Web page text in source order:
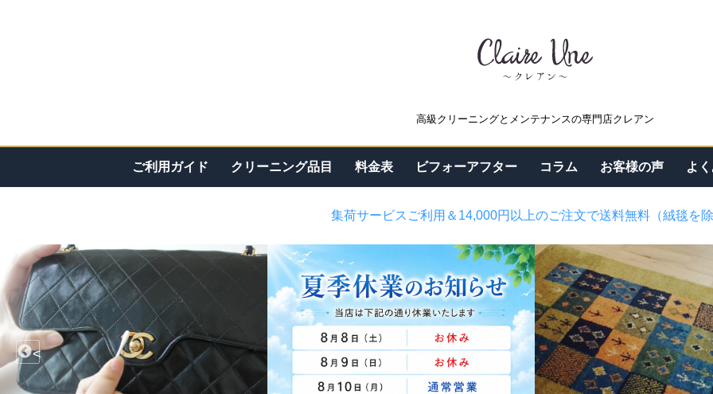
高級クリーニングとメンテナンスの専門店クレアン
ご利用ガイド クリーニング品目 料金表 ビフォーアフター コラム お客様の声 よ
集荷サービスご利用＆14,000円以上のご注文で送料無料（絨毯を
<